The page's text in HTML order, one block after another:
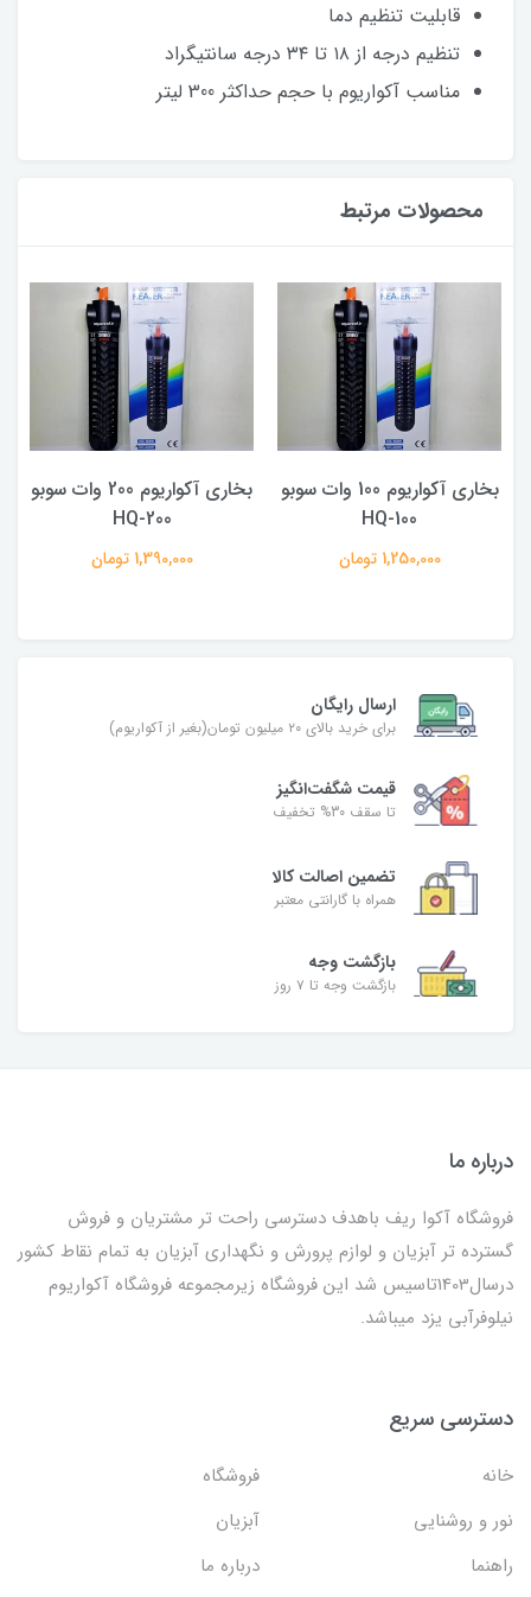
قابلیت تنظیم دما
تنظیم درجه از ۱۸ تا ۳۴ درجه سانتیگراد
مناسب آکواریوم با حجم حداکثر 300 لیتر
محصولات مرتبط
بخاری آکواریوم 100 وات سوبو
HQ-100
1,250,000 تومان
بخاری آکواریوم 200 وات سوبو
HQ-200
1,390,000 تومان
ارسال رایگان
برای خرید بالای ۲۰ میلیون تومان(بغیر از آکواریوم)
قیمت شگفت‌انگیز
تا سقف 30% تخفیف
تضمین اصالت کالا
همراه با گارانتی معتبر
بازگشت وجه
بازگشت وجه تا ۷ روز
درباره ما
فروشگاه آکوا ریف باهدف دسترسی راحت تر مشتریان و فروش
گسترده تر آبزیان و لوازم پرورش و نگهداری آبزیان به تمام نقاط کشور
درسال1403تاسیس شد این فروشگاه زیرمجموعه فروشگاه آکواریوم
نیلوفرآبی یزد میباشد.
دسترسی سریع
خانه
فروشگاه
نور و روشنایی
آبزیان
راهنما
درباره ما